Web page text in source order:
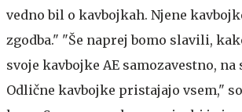
vedno bil o kavbojkah. Njene
zgodba." "Še naprej bomo slavili,
svoje kavbojke AE samozavestno, na
Odlične kavbojke pristajajo vsem,"